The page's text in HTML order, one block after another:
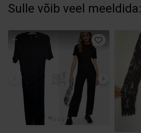
Sulle võib veel meeldida: